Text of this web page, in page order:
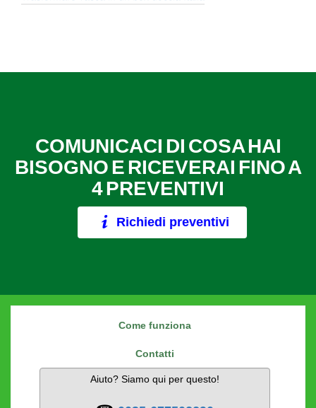
COMUNICACI DI COSA HAI
BISOGNO E RICEVERAI FINO A
4 PREVENTIVI
Richiedi preventivi
Come funziona
Contatti
Aiuto? Siamo qui per questo!